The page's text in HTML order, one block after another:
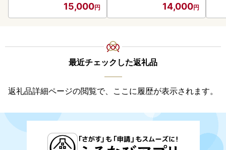
15,000 14,000
最近チェックした返礼品
返礼品詳細ページの閲覧で、ここに履歴が表示されます。